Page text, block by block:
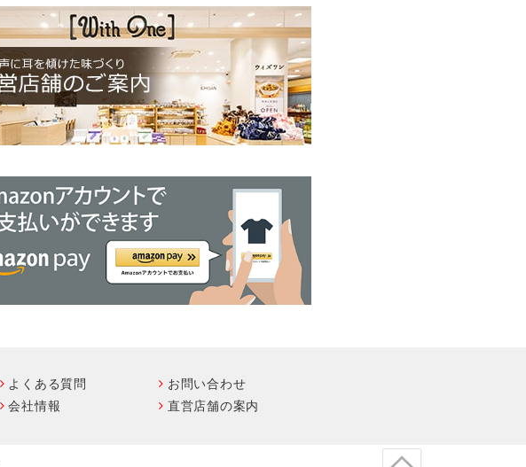
よくある質問
お問い合わせ
会社情報 直営店舗の案内